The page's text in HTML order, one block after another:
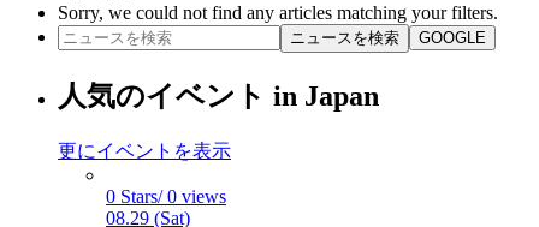
Sorry, we could not find any articles matching your filters.
ニュースを検索 GOOGLE
人気のイベント in Japan
更にイベントを表示
0 Stars/ 0 views
08.29 (Sat)